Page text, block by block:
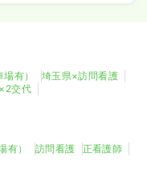
有）
埼玉県×訪問看護
交代
有） 訪問看護
正看護師